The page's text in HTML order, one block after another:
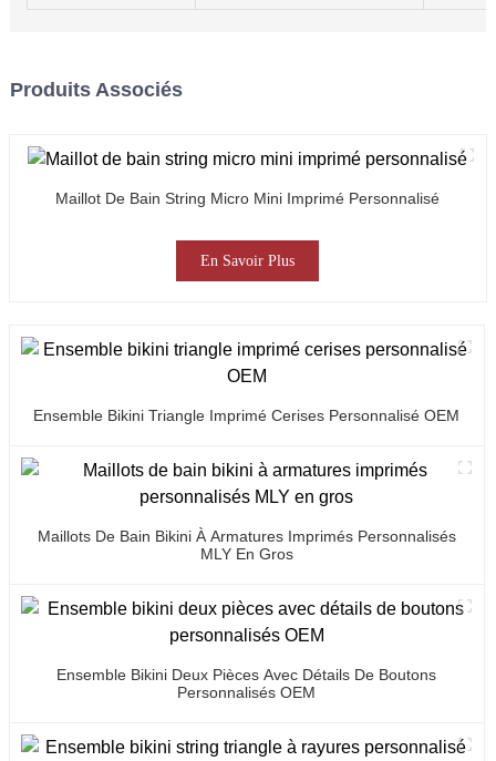
Produits Associés
Maillot De Bain String Micro Mini Imprimé Personnalisé
En Savoir Plus
Ensemble Bikini Triangle Imprimé Cerises Personnalisé OEM
Maillots De Bain Bikini À Armatures Imprimés Personnalisés
MLY En Gros
Ensemble Bikini Deux Pièces Avec Détails De Boutons
Personnalisés OEM